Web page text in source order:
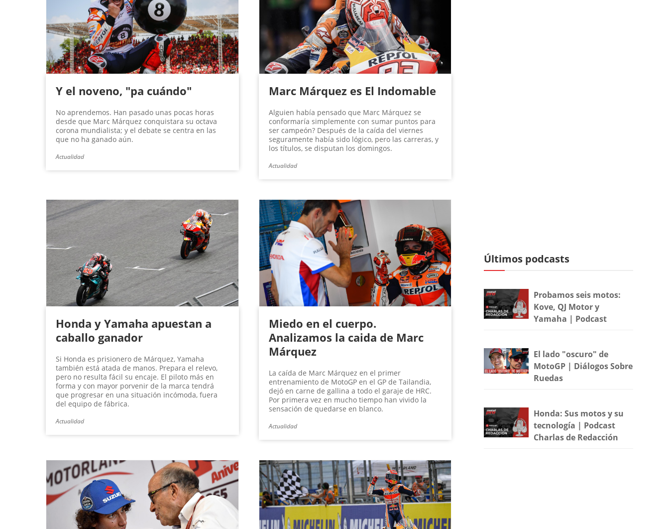
Y el noveno, "pa cuándo"
No aprendemos. Han pasado unas pocas horas
desde que Marc Márquez conquistara su octava
corona mundialista; y el debate se centra en las
que no ha ganado aún.
Actualidad
Marc Márquez es El Indomable
Alguien había pensado que Marc Márquez se
conformaría simplemente con sumar puntos para
ser campeón? Después de la caída del viernes
seguramente había sido lógico, pero las carreras, y
los títulos, se disputan los domingos.
Actualidad
Honda y Yamaha apuestan a
caballo ganador
Si Honda es prisionero de Márquez, Yamaha
también está atada de manos. Prepara el relevo,
pero no resulta fácil su encaje. El piloto más en
forma y con mayor porvenir de la marca tendrá
que progresar en una situación incómoda, fuera
del equipo de fábrica.
Actualidad
Miedo en el cuerpo.
Analizamos la caida de Marc
Márquez
La caída de Marc Márquez en el primer
entrenamiento de MotoGP en el GP de Tailandia,
dejó en carne de gallina a todo el garaje de HRC.
Por primera vez en mucho tiempo han vivido la
sensación de quedarse en blanco.
Actualidad
Últimos podcasts
Probamos seis motos:
Kove, QJ Motor y
Yamaha | Podcast
El lado "oscuro" de
MotoGP | Diálogos Sobre
Ruedas
Honda: Sus motos y su
tecnología | Podcast
Charlas de Redacción